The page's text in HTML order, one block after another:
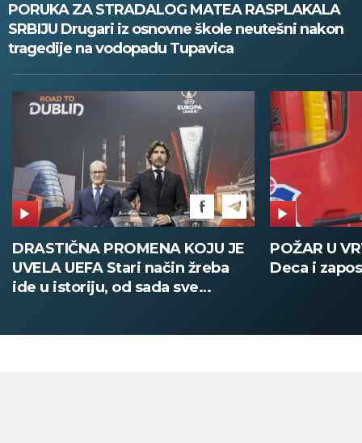
PORUKA ZA STRADALOG MATEA RASPLAKALA
SRBIJU Drugari iz osnovne škole neutešni nakon
tragedije na vodopadu Tupavica
POŽAR U VRTIĆU NA VOŽDOVCU
Deca i zaposleni evakuisani
SINIŠA
DOBIO